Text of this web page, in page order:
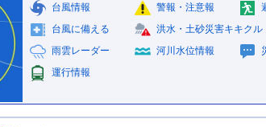
台風情報 警報・注意報
台風に備える
洪水・土砂災害キキクル
雨雲レーダー
河川水位情報
運行情報